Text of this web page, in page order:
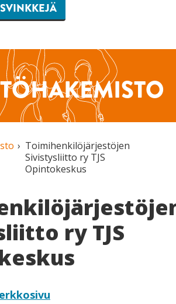
Toimihenkilöjärjestöjen
Sivistysliitto ry TJS
Opintokeskus
ry TJS